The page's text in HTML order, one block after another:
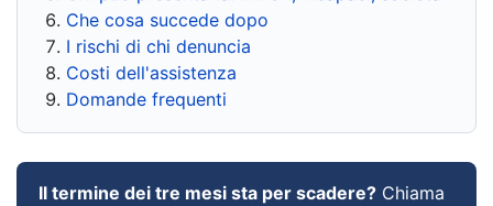
Che cosa succede dopo
I rischi di chi denuncia
Costi dell'assistenza
Domande frequenti
Il termine dei tre mesi sta per scadere? Chiama